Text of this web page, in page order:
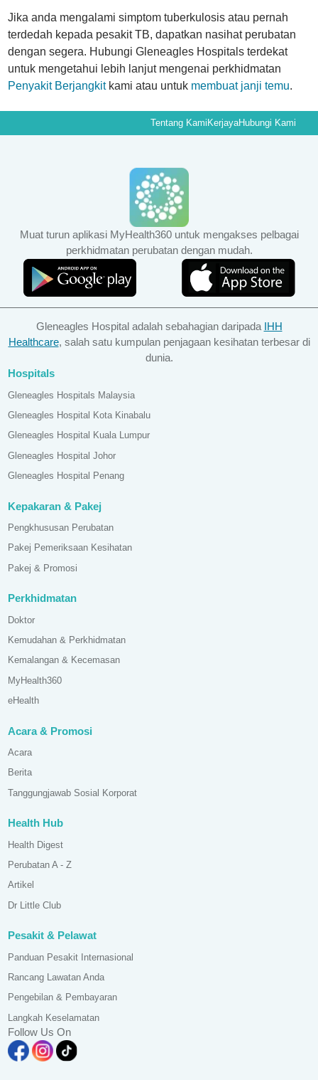
Jika anda mengalami simptom tuberkulosis atau pernah
terdedah kepada pesakit TB, dapatkan nasihat perubatan
dengan segera. Hubungi Gleneagles Hospitals terdekat
untuk mengetahui lebih lanjut mengenai perkhidmatan
Penyakit Berjangkitkami atau untuk membuat janji temu.
Tentang Kami KerjayaHubungi Kami
Muat turun aplikasi MyHealth360 untuk mengakses pelbagai
perkhidmatan perubatan dengan mudah.
Gleneagles Hospital adalah sebahagian daripada IHH
Healthcare, salah satu kumpulan penjagaan kesihatan terbesar di
dunia.
Hospitals
Gleneagles Hospitals Malaysia
Gleneagles Hospital Kota Kinabalu
Gleneagles Hospital Kuala Lumpur
Gleneagles Hospital Johor
Gleneagles Hospital Penang
Kepakaran & Pakej
Pengkhususan Perubatan
Pakej Pemeriksaan Kesihatan
Pakej & Promosi
Perkhidmatan
Doktor
Kemudahan & Perkhidmatan
Kemalangan & Kecemasan
MyHealth360
eHealth
Acara & Promosi
Acara
Berita
Tanggungjawab Sosial Korporat
Health Hub
Health Digest
Perubatan A - Z
Artikel
Dr Little Club
Pesakit & Pelawat
Panduan Pesakit Internasional
Rancang Lawatan Anda
Pengebilan & Pembayaran
Langkah Keselamatan
Follow Us On